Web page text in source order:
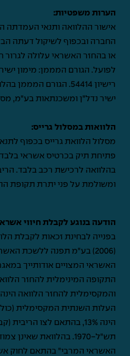
הערות משפטיות:
אישור ההלוואה ותנאי העמדתה
החברה ובכפוף לשיקול דעתה
או בהחזר האשראי עלולה לגרור
רישיון 54414. הגורם
ישיר נדל"ן ומשכנתאות בע"מ, מספר
הלוואות במסלול גרייס:
מסלול הלוואת גרייס בכפוף
פתיחת תיק בכרטיס אשראי
בהלוואה לרכישת רכב בלבד.
ומשולמת על פני יתרת תקופת
הודעה בנוגע לקבלת חיווי
בפנייה לבחינת זכאות לקבלת
(2006) בע"מ תפנה ללשכת
האשראי המצויים אודותייך
העלות השנתית המקסימלית
הינה 13%, בהתאם לצו
תש"ל-1970. בהלוואת